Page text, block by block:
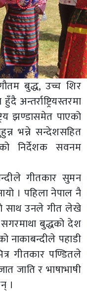
बुद्ध, उच्च शिर
अन्तर्राष्ट्रियस्तरमा
झण्डासमेत पाएको
भन्ने सन्देशसहित
निर्देशक सवनम
गीतकार सुमन
। पहिला नेपाल नै
साथ उनले गीत लेखे
बुद्धको देश
नाकाबन्दीले पहाडी
गीतकार पण्डितले
जाति र भाषाभाषी
।